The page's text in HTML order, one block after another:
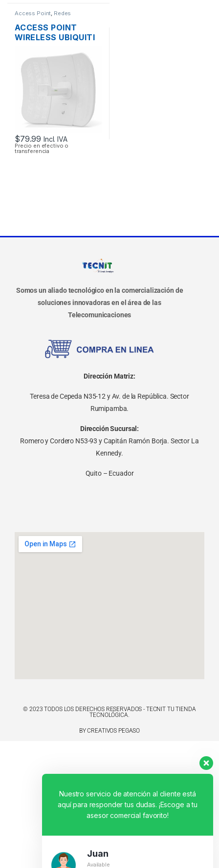
Access Point, Redes
ACCESS POINT
WIRELESS UBIQUITI
M5-23 AIRMAX 5GHZ
23DBI 316MW + POE
OUTDOOR
$79.99 Incl. IVA
Precio en efectivo o
transferencia
Somos un aliado tecnológico en la comercialización de
soluciones innovadoras en el área de las
Telecomunicaciones
Dirección Matriz:
Teresa de Cepeda N35-12 y Av. de la República. Sector
Rumipamba.
Dirección Sucursal:
Romero y Cordero N53-93 y Capitán Ramón Borja. Sector La
Kennedy.
Quito – Ecuador
© 2023 TODOS LOS DERECHOS RESERVADOS - TECNIT TU TIENDA
TECNOLÓGICA.
BY CREATIVOS PEGASO
Nuestro servicio de atención al cliente está
aquí para responder tus dudas. ¡Escoge a tu
asesor comercial favorito!
Juan
Available